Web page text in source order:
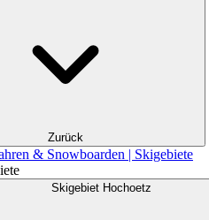
Zurück
& Snowboarden | Skigebiete
Skigebiet Hochoetz